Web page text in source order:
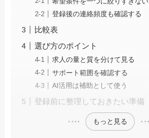
登録後の連絡頻度も確認する
比較表
選び方のポイント
求人の量と質を分けて見る
サポート範囲を確認する
AI活用は補助として使う
登録前に整理しておきたい準備
もっと見る